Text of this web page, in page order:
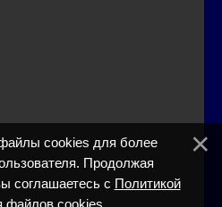
cookies для более
Продолжая
соглашаетесь с Политикой
файлов cookies